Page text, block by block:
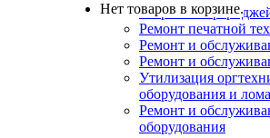
Нет товаров в корзине.
Заправка
Ремонт печатной
Ремонт и
Ремонт и
Утилизация
оборудования и лома
Ремонт и
оборудования